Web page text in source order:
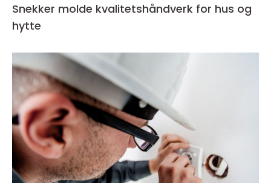
Snekker molde kvalitetshåndverk for hus og
hytte